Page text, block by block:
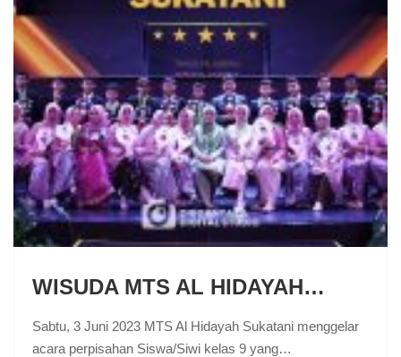
WISUDA MTS AL HIDAYAH…
Sabtu, 3 Juni 2023 MTS Al Hidayah Sukatani menggelar
acara perpisahan Siswa/Siwi kelas 9 yang…